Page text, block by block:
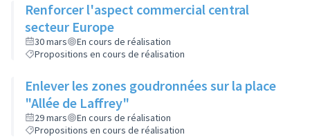
Renforcer l'aspect commercial central
secteur Europe
30 mars
En cours de réalisation
Propositions en cours de réalisation
Enlever les zones goudronnées sur la place
"Allée de Laffrey"
29 mars
En cours de réalisation
Propositions en cours de réalisation